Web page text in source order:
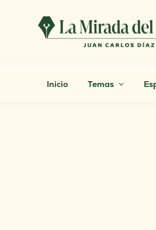
Inicio Temas